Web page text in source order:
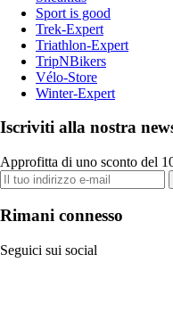
Sport is good
Trek-Expert
Triathlon-Expert
TripNBikers
Vélo-Store
Winter-Expert
Iscriviti alla nostra
Approfitta di uno sconto del
Rimani connesso
Seguici sui social